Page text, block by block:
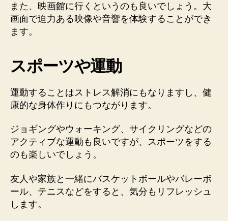
また、映画館に行くというのも良いでしょう。大
画面で迫力ある映像や音響を体験することができ
ます。
スポーツや運動
運動することはストレス解消にもなりますし、健
康的な身体作りにもつながります。
ジョギングやウォーキング、サイクリングなどの
アクティブな運動も良いですが、スポーツをする
のも楽しいでしょう。
友人や家族と一緒にバスケットボールやバレーボ
ール、テニスなどをすると、気分もリフレッシュ
します。